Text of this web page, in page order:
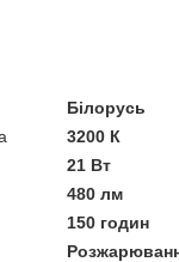
Білорусь
3200 К
21 Вт
480 лм
150 годин